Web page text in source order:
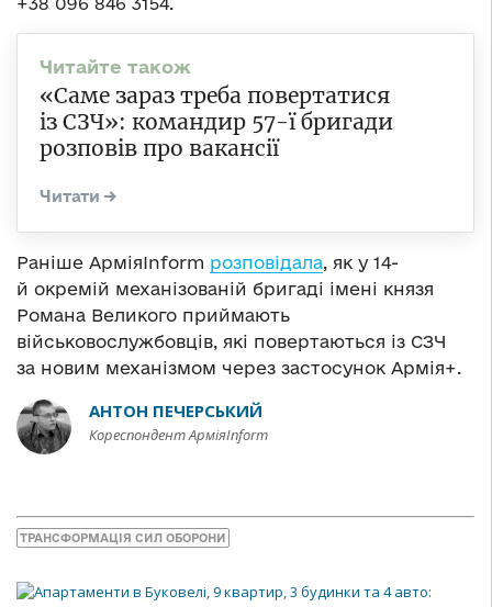
«Саме зараз треба повертатися
із СЗЧ»: командир 57-ї бригади
розповів про вакансії
Раніше АрміяInform розповідала, як у 14-
й окремій механізованій бригаді імені князя
Романа Великого приймають
військовослужбовців, які повертаються із СЗЧ
за новим механізмом через застосунок Армія+.
АНТОН ПЕЧЕРСЬКИЙ
Кореспондент АрміяInform
ТРАНСФОРМАЦІЯ СИЛ ОБОРОНИ